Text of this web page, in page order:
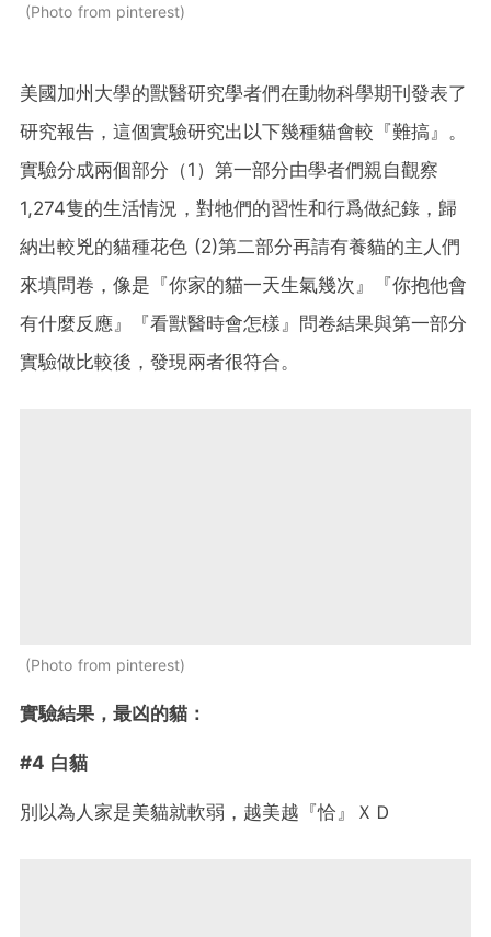
Photo from pinterest
美國加州大學的獸醫研究學者們在動物科學期刊發表了
研究報告，這個實驗研究出以下幾種貓會較『難搞』。
實驗分成兩個部分（1）第一部分由學者們親自觀察
1,274隻的生活情況，對牠們的習性和行爲做紀錄，歸
納出較兇的貓種花色 (2)第二部分再請有養貓的主人們
來填問卷，像是『你家的貓一天生氣幾次』『你抱他會
有什麼反應』『看獸醫時會怎樣』問卷結果與第一部分
實驗做比較後，發現兩者很符合。
Photo from pinterest
實驗結果，最凶的貓：
#4 白貓
別以為人家是美貓就軟弱，越美越『恰』ＸＤ